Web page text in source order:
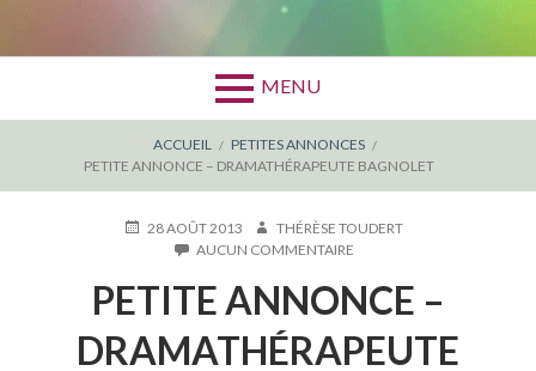
MENU
D'ARIANE
ACCUEIL
PETITES ANNONCES
PETITE ANNONCE – DRAMATHÉRAPEUTE BAGNOLET
PUBLIÉ28 AOÛT 2013 AUTEUR
THÉRÈSE TOUDERT
AUCUN COMMENTAIRE
ANNONCE
–
DRAMATHÉRAPEUTE
BAGNOLET
PETITE ANNONCE –
DRAMATHÉRAPEUTE